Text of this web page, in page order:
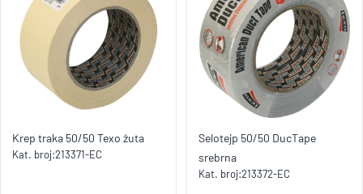
Krep traka 50/50 Texo žuta
Kat. broj:213371-EC
Selotejp 50/50 DucTape
srebrna
Kat. broj:213372-EC